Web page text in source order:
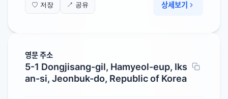
♡ 저장 ↗ 공유 상세보기
영문 주소
5-1 Dongjisang-gil, Hamyeol-eup, Iks
an-si, Jeonbuk-do, Republic of Korea